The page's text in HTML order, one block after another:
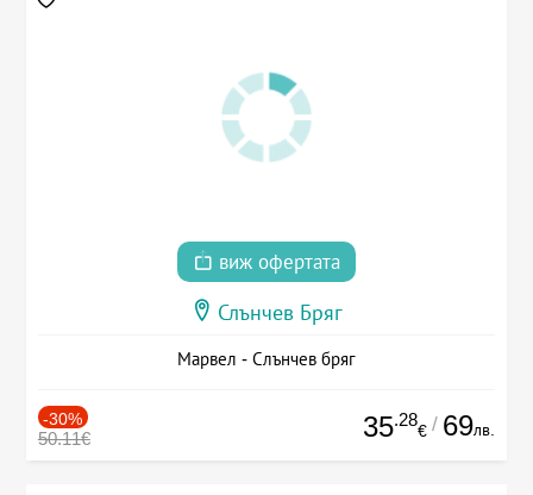
виж офертата
Слънчев Бряг
Марвел - Слънчев бряг
-30%
50.11€ 35.28
€ / 69лв.